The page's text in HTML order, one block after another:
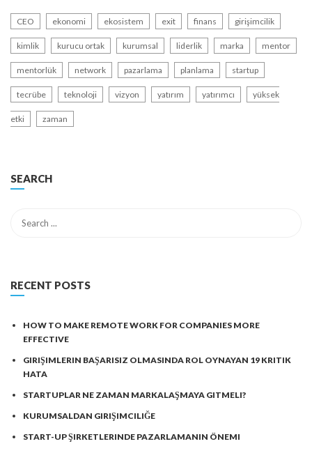
CEO ekonomi ekosistem exit finans girişimcilik
kimlik kurucu ortak kurumsal liderlik marka mentor
mentorlük network pazarlama planlama startup
tecrübe teknoloji vizyon yatırım yatırımcı yüksek
etki zaman
SEARCH
RECENT POSTS
HOW TO MAKE REMOTE WORK FOR COMPANIES MORE
EFFECTIVE
GIRIŞIMLERIN BAŞARISIZ OLMASINDA ROL OYNAYAN 19 KRITIK
HATA
STARTUPLAR NE ZAMAN MARKALAŞMAYA GITMELI?
KURUMSALDAN GIRIŞIMCILIĞE
START-UP ŞIRKETLERINDE PAZARLAMANIN ÖNEMI